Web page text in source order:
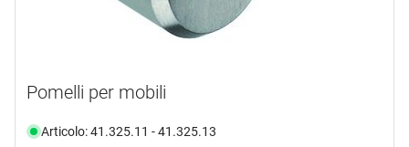
Pomelli per mobili
Articolo: 41.325.11 - 41.325.13